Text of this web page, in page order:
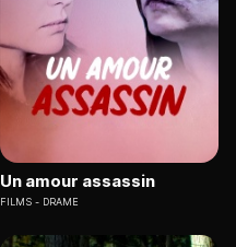
Un amour assassin
FILMS DRAME